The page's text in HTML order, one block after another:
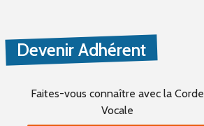
Devenir Adhérent
Faites-vous connaître avec la Corde
Vocale